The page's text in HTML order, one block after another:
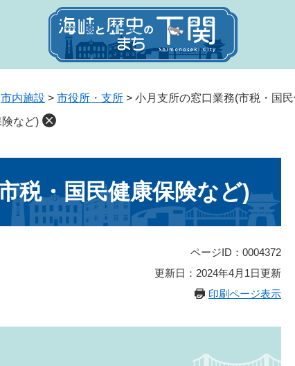
市内施設 > 市役所・支所 > 小月支所の窓口業務(市税・国
など)
税・国民健康保険など)
ページID：0004372
更新日：2024年4月1日更新
印刷ページ表示